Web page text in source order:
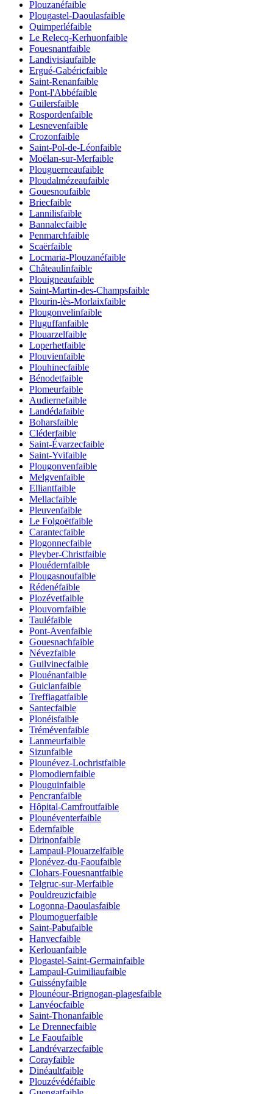
Plouzanéfaible
Plougastel-Daoulasfaible
Quimperléfaible
Le Relecq-Kerhuonfaible
Fouesnantfaible
Landivisiaufaible
Ergué-Gabéricfaible
Saint-Renanfaible
Pont-l'Abbéfaible
Guilersfaible
Rospordenfaible
Lesnevenfaible
Crozonfaible
Saint-Pol-de-Léonfaible
Moëlan-sur-Merfaible
Plouguerneaufaible
Ploudalmézeaufaible
Gouesnoufaible
Briecfaible
Lannilisfaible
Bannalecfaible
Penmarchfaible
Scaërfaible
Locmaria-Plouzanéfaible
Châteaulinfaible
Plouigneaufaible
Saint-Martin-des-Champsfaible
Plourin-lès-Morlaixfaible
Plougonvelinfaible
Pluguffanfaible
Plouarzelfaible
Loperhetfaible
Plouvienfaible
Plouhinecfaible
Bénodetfaible
Plomeurfaible
Audiernefaible
Landédafaible
Boharsfaible
Cléderfaible
Saint-Évarzecfaible
Saint-Yvifaible
Plougonvenfaible
Melgvenfaible
Elliantfaible
Mellacfaible
Pleuvenfaible
Le Folgoëtfaible
Carantecfaible
Plogonnecfaible
Pleyber-Christfaible
Plouédernfaible
Plougasnoufaible
Rédenéfaible
Plozévetfaible
Plouvornfaible
Tauléfaible
Pont-Avenfaible
Gouesnachfaible
Névezfaible
Guilvinecfaible
Plouénanfaible
Guiclanfaible
Treffiagatfaible
Santecfaible
Plonéisfaible
Trémévenfaible
Lanmeurfaible
Sizunfaible
Plounévez-Lochristfaible
Plomodiernfaible
Plouguinfaible
Pencranfaible
Hôpital-Camfroutfaible
Plounéventerfaible
Edernfaible
Dirinonfaible
Lampaul-Plouarzelfaible
Plonévez-du-Faoufaible
Clohars-Fouesnantfaible
Telgruc-sur-Merfaible
Pouldreuzicfaible
Logonna-Daoulasfaible
Ploumoguerfaible
Saint-Pabufaible
Hanvecfaible
Kerlouanfaible
Plogastel-Saint-Germainfaible
Lampaul-Guimiliaufaible
Guissényfaible
Plounéour-Brignogan-plagesfaible
Lanvéocfaible
Saint-Thonanfaible
Le Drennecfaible
Le Faoufaible
Landrévarzecfaible
Corayfaible
Dinéaultfaible
Plouzévédéfaible